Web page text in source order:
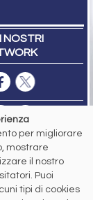
NOSTRI
per migliorare
mostrare
il nostro
Puoi
tipi di cookies